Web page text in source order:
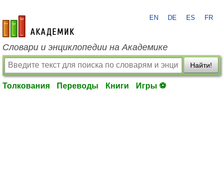
academic.ru
EN DE ES FR
Словари и энциклопедии на Академике
Найти!
Толкования Переводы Книги Игры ⚽